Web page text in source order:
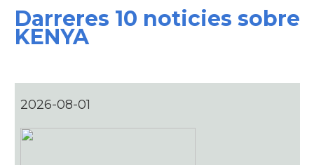
Darreres 10 noticies sobre
KENYA
2026-08-01